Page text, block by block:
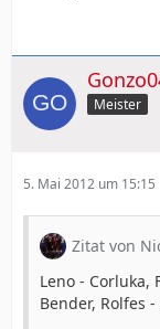
Meister
5. Mai 2012 um 15:15
Zitat von
Leno - Corluka,
Bender, Rolfes